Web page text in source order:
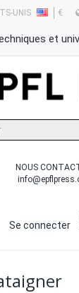
UNIS €
et
sur
site
NOUS
Se connecter